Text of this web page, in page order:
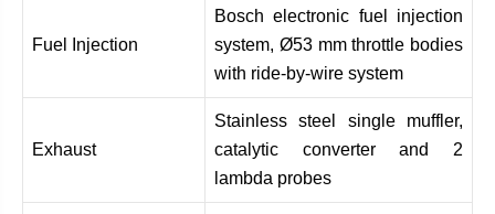
Fuel Injection
Bosch electronic fuel injection
system, Ø53 mm throttle bodies
with ride-by-wire system
Exhaust
Stainless steel single muffler,
catalytic converter and 2
lambda probes